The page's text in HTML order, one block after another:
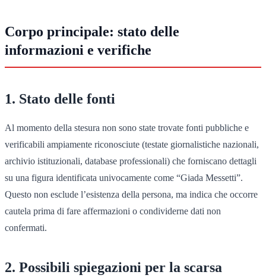
Corpo principale: stato delle
informazioni e verifiche
1. Stato delle fonti
Al momento della stesura non sono state trovate fonti pubbliche e
verificabili ampiamente riconosciute (testate giornalistiche nazionali,
archivio istituzionali, database professionali) che forniscano dettagli
su una figura identificata univocamente come “Giada Messetti”.
Questo non esclude l’esistenza della persona, ma indica che occorre
cautela prima di fare affermazioni o condividerne dati non
confermati.
2. Possibili spiegazioni per la scarsa